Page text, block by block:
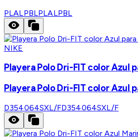
PLALPBLPLALPBL
NIKE
Playera Polo Dri-FIT color Azul
Playera Polo Dri-FIT color Azul
D354064SXL/FD354064SXL/F